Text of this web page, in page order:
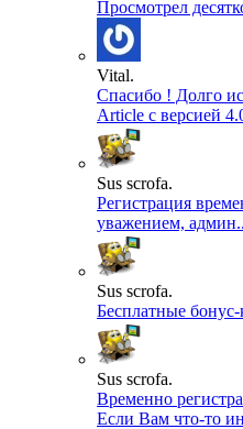
Просмотрел
Vital.
Спасибо ! Долго
Article с версией
Sus scrofa.
Регистрация
уважением,
Sus scrofa.
Бесплатные
Sus scrofa.
Временно
Если Вам что-то